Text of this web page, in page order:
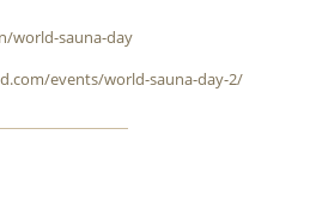
world-sauna-day
events/world-sauna-day-2/